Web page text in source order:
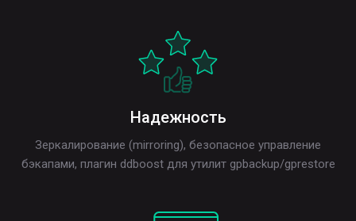
Надежность
Зеркалирование (mirroring), безопасное управление
бэкапами, плагин ddboost для утилит gpbackup/gprestore